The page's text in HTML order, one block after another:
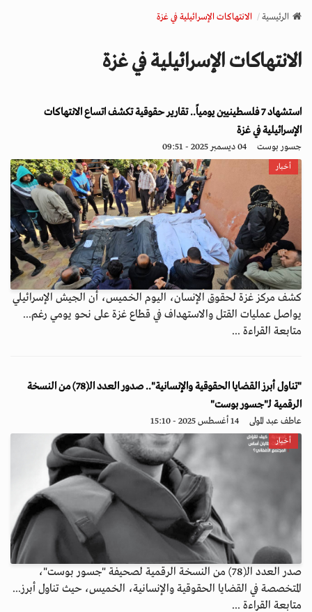
v
a
o
n
الرئيسية الانتهاكات الإسرائيلية في غزة
الانتهاكات الإسرائيلية في غزة
استشهاد 7 فلسطينيين يومياً.. تقارير حقوقية تكشف اتساع الانتهاكات
الإسرائيلية في غزة
جسور بوست 04 ديسمبر 2025 - 09:51
أخبار
كشف مركز غزة لحقوق الإنسان، اليوم الخميس، أن الجيش الإسرائيلي
يواصل عمليات القتل والاستهداف في قطاع غزة على نحو يومي رغم...
متابعة القراءة ...
"تناول أبرز القضايا الحقوقية والإنسانية".. صدور العدد الـ(78) من النسخة
الرقمية لـ"جسور بوست"
عاطف عبد المولى 14 أغسطس 2025 - 15:10
أخبار
صدر العدد الـ(78) من النسخة الرقمية لصحيفة "جسور بوست"،
المتخصصة في القضايا الحقوقية والإنسانية، الخميس، حيث تناول أبرز...
متابعة القراءة ...